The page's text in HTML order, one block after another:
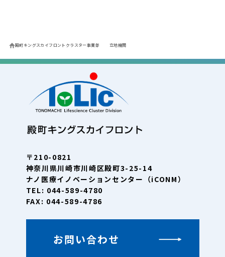
殿町キングスカイフロントクラスター事業部 立地機関
〒210-0821
神奈川県川崎市川崎区殿町3-25-14
ナノ医療イノベーションセンター（iCONM）
TEL: 044-589-4780
FAX: 044-589-4786
お問い合わせ